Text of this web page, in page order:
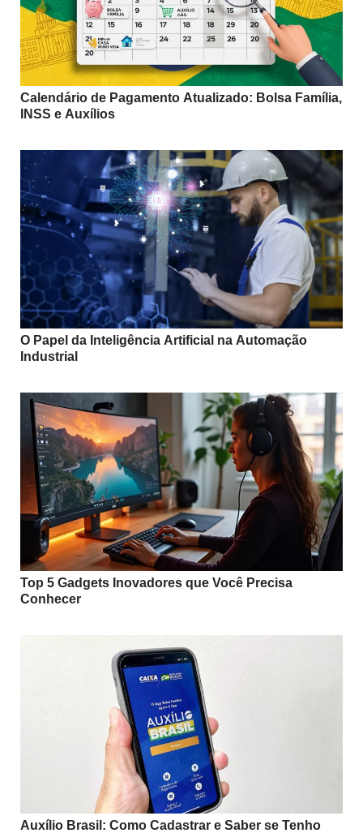
Calendário de Pagamento Atualizado: Bolsa Família,
INSS e Auxílios
O Papel da Inteligência Artificial na Automação
Industrial
Top 5 Gadgets Inovadores que Você Precisa
Conhecer
Auxílio Brasil: Como Cadastrar e Saber se Tenho